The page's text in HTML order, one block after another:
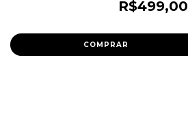
R$499,00
COMPRAR